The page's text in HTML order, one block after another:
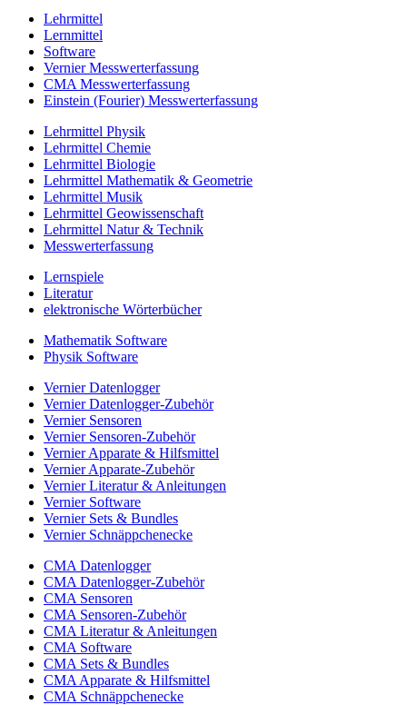
Lehrmittel
Lernmittel
Software
Vernier Messwerterfassung
CMA Messwerterfassung
Einstein (Fourier) Messwerterfassung
Lehrmittel Physik
Lehrmittel Chemie
Lehrmittel Biologie
Lehrmittel Mathematik & Geometrie
Lehrmittel Musik
Lehrmittel Geowissenschaft
Lehrmittel Natur & Technik
Messwerterfassung
Lernspiele
Literatur
elektronische Wörterbücher
Mathematik Software
Physik Software
Vernier Datenlogger
Vernier Datenlogger-Zubehör
Vernier Sensoren
Vernier Sensoren-Zubehör
Vernier Apparate & Hilfsmittel
Vernier Apparate-Zubehör
Vernier Literatur & Anleitungen
Vernier Software
Vernier Sets & Bundles
Vernier Schnäppchenecke
CMA Datenlogger
CMA Datenlogger-Zubehör
CMA Sensoren
CMA Sensoren-Zubehör
CMA Literatur & Anleitungen
CMA Software
CMA Sets & Bundles
CMA Apparate & Hilfsmittel
CMA Schnäppchenecke